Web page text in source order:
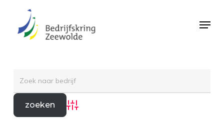
Menu
Advanced Search